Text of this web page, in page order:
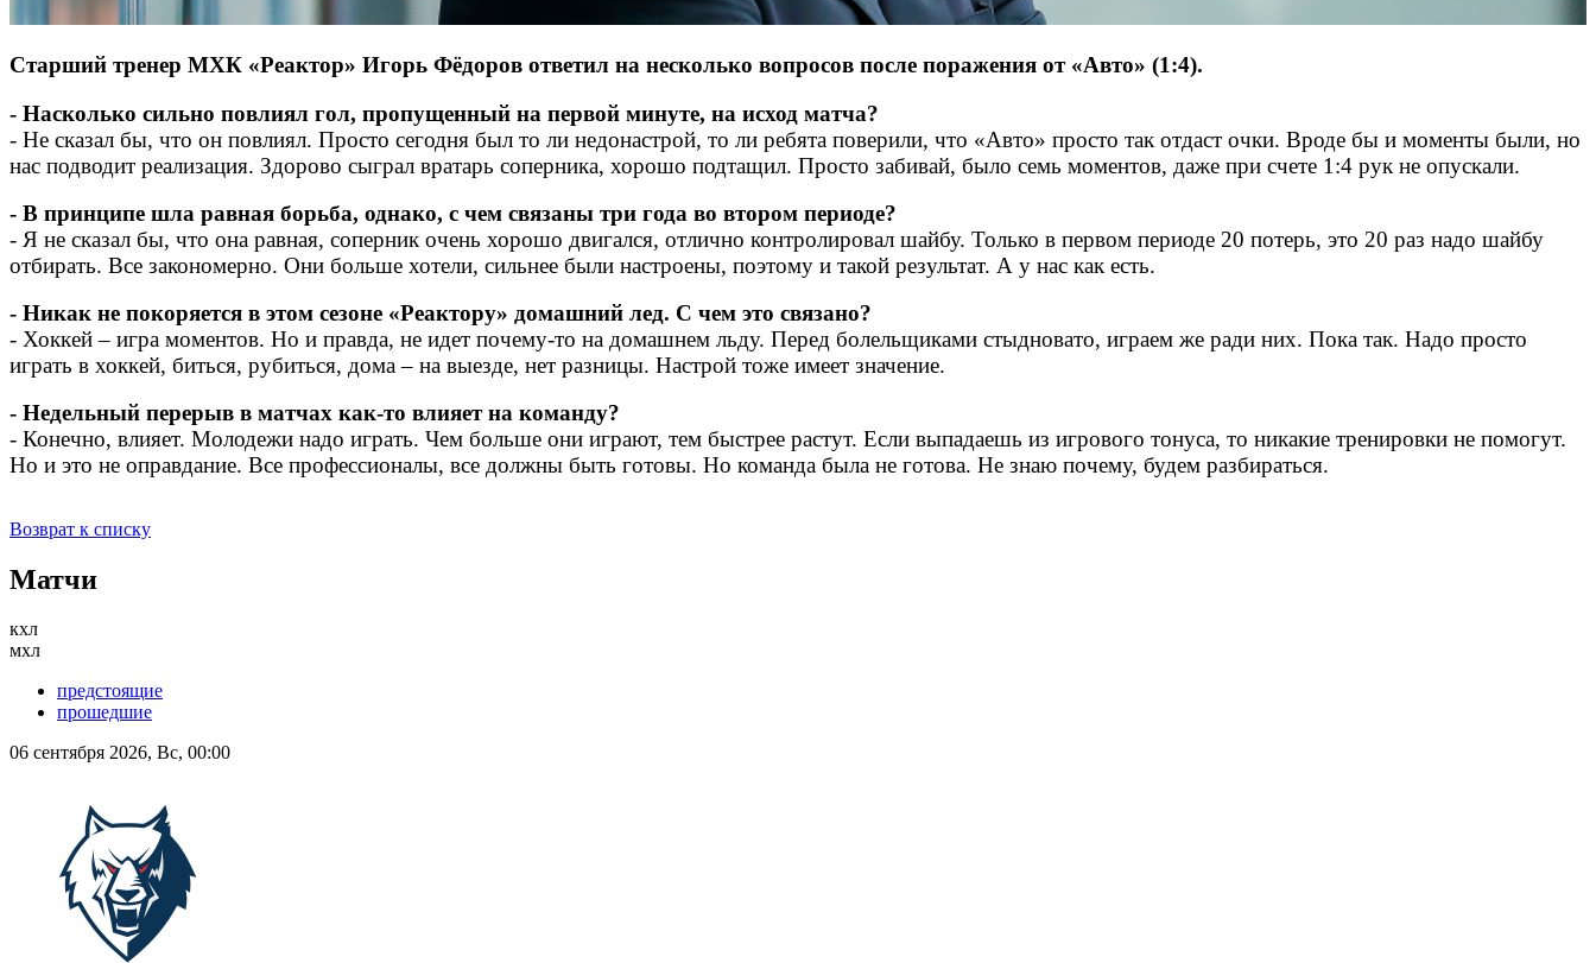
Старший тренер МХК «Реактор» Игорь Фёдоров ответил на несколько вопросов после поражения от «Авто» (1:4).
- Насколько сильно повлиял гол, пропущенный на первой минуте, на исход матча?
- Не сказал бы, что он повлиял. Просто сегодня был то ли недонастрой, то ли ребята поверили, что «Авто» просто так отдаст очки. Вроде бы и моменты были, но
нас подводит реализация. Здорово сыграл вратарь соперника, хорошо подтащил. Просто забивай, было семь моментов, даже при счете 1:4 рук не опускали.
- В принципе шла равная борьба, однако, с чем связаны три года во втором периоде?
- Я не сказал бы, что она равная, соперник очень хорошо двигался, отлично контролировал шайбу. Только в первом периоде 20 потерь, это 20 раз надо шайбу
отбирать. Все закономерно. Они больше хотели, сильнее были настроены, поэтому и такой результат. А у нас как есть.
- Никак не покоряется в этом сезоне «Реактору» домашний лед. С чем это связано?
- Хоккей – игра моментов. Но и правда, не идет почему-то на домашнем льду. Перед болельщиками стыдновато, играем же ради них. Пока так. Надо просто
играть в хоккей, биться, рубиться, дома – на выезде, нет разницы. Настрой тоже имеет значение.
- Недельный перерыв в матчах как-то влияет на команду?
- Конечно, влияет. Молодежи надо играть. Чем больше они играют, тем быстрее растут. Если выпадаешь из игрового тонуса, то никакие тренировки не помогут.
Но и это не оправдание. Все профессионалы, все должны быть готовы. Но команда была не готова. Не знаю почему, будем разбираться.
Возврат к списку
Матчи
кхл
мхл
предстоящие
прошедшие
06 сентября 2026, Вс, 00:00